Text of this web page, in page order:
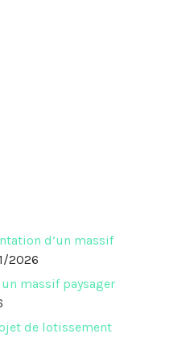
d’un massif
2026
massif paysager
de lotissement